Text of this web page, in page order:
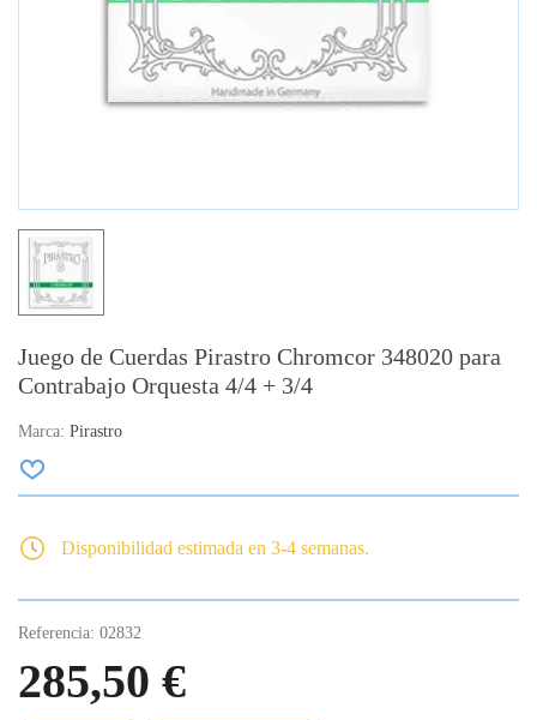
Juego de Cuerdas Pirastro Chromcor 348020 para
Contrabajo Orquesta 4/4 + 3/4
Marca: Pirastro
Disponibilidad estimada en 3-4 semanas.
Referencia: 02832
285,50 €